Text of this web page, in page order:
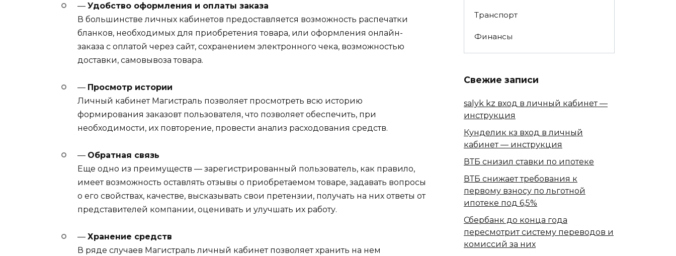
— Удобство оформления и оплаты заказа
В большинстве личных кабинетов предоставляется возможность распечатки
бланков, необходимых для приобретения товара, или оформления онлайн-
заказа с оплатой через сайт, сохранением электронного чека, возможностью
доставки, самовывоза товара.
— Просмотр истории
Личный кабинет Магистраль позволяет просмотреть всю историю
формирования заказовт пользователя, что позволяет обеспечить, при
необходимости, их повторение, провести анализ расходования средств.
— Обратная связь
Еще одно из преимуществ — зарегистрированный пользователь, как правило,
имеет возможность оставлять отзывы о приобретаемом товаре, задавать вопросы
о его свойствах, качестве, высказывать свои претензии, получать на них ответы от
представителей компании, оценивать и улучшать их работу.
— Хранение средств
В ряде случаев Магистраль личный кабинет позволяет хранить на нем
Транспорт
Финансы
Свежие записи
salyk kz вход в личный кабинет —
инструкция
Кунделик кз вход в личный
кабинет — инструкция
ВТБ снизил ставки по ипотеке
ВТБ снижает требования к
первому взносу по льготной
ипотеке под 6,5%
Сбербанк​ до конца года
пересмотрит систему переводов и
комиссий за них